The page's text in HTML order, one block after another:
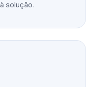
solução.